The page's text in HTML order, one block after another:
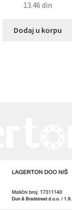
13.46 din
Dodaj u korpu